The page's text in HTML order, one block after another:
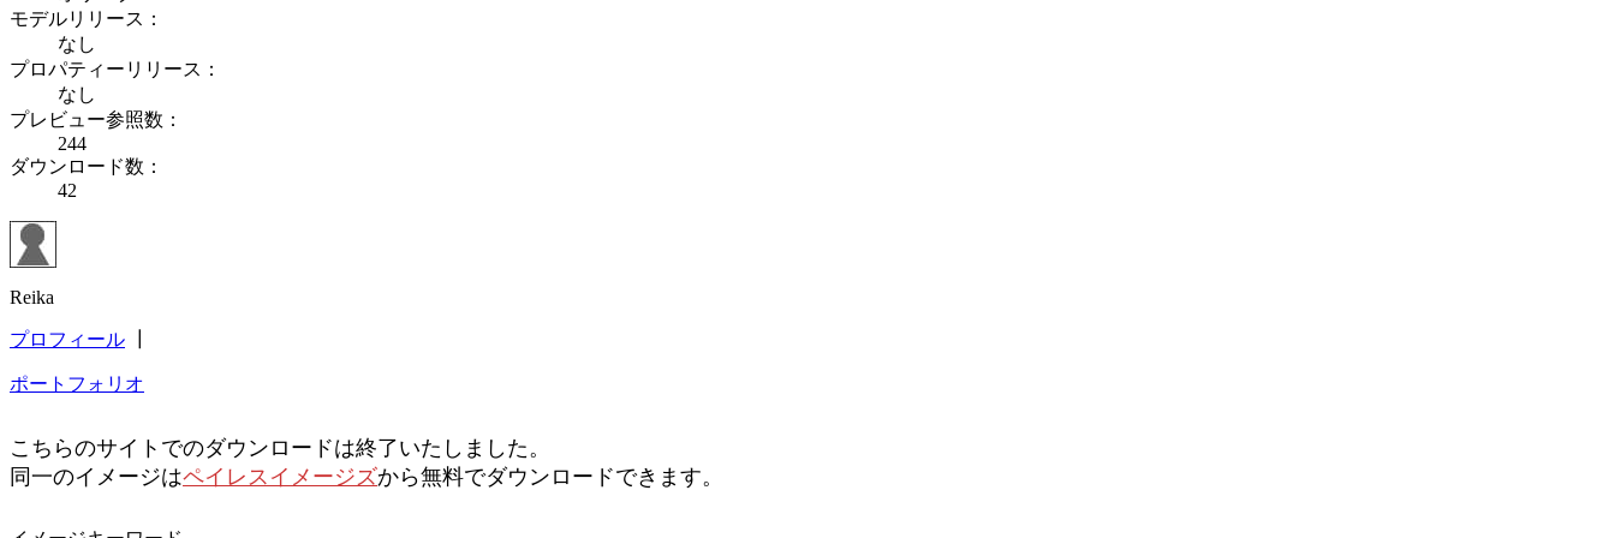
モデルリリース：
なし
プロパティーリリース：
なし
プレビュー参照数：
244
ダウンロード数：
42
Reika
プロフィール
ポートフォリオ
こちらのサイトでのダウンロードは終了いたしました。
同一のイメージはペイレスイメージズから無料でダウンロードできます。